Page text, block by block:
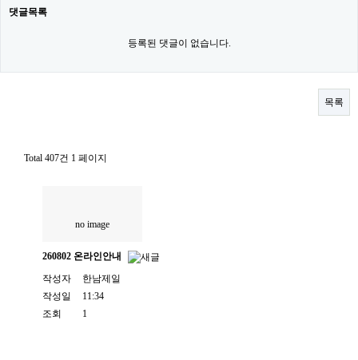
댓글목록
등록된 댓글이 없습니다.
목록
Total 407건 1 페이지
no image
260802 온라인안내
작성자
한남제일
작성일
11:34
조회
1